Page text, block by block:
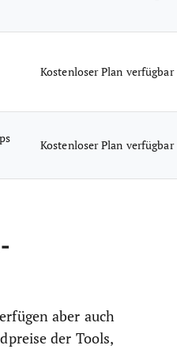
Kostenloser Plan verfügbar
Kostenloser Plan verfügbar
aber auch
der Tools,